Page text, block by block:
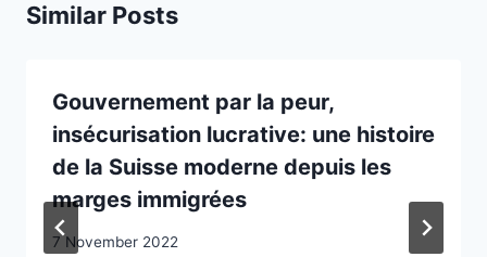
Similar Posts
Gouvernement par la peur,
insécurisation lucrative: une histoire
de la Suisse moderne depuis les
marges immigrées
7 November 2022